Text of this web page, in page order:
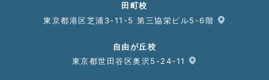
田町校
東京都港区芝浦3-11-5 第三協栄ビル5-6階
自由が丘校
東京都世田谷区奥沢5-24-11